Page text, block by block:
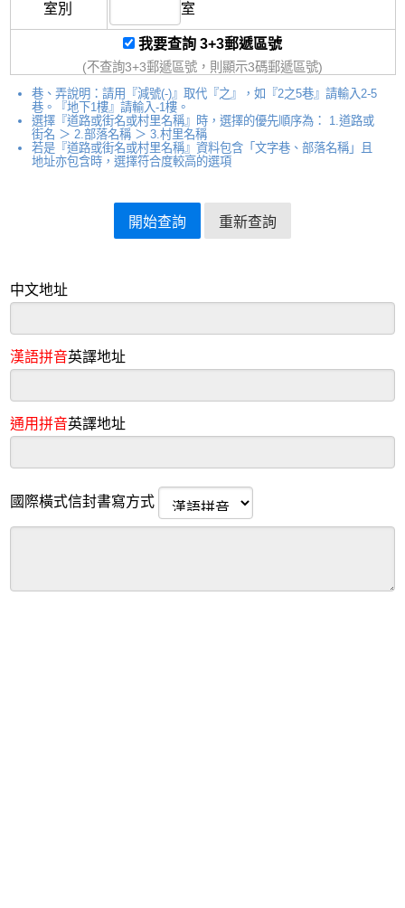
室別 室
我要查詢 3+3郵遞區號
(不查詢3+3郵遞區號，則顯示3碼郵遞區號)
巷、弄說明：請用『減號(-)』取代『之』，如『2之5巷』請輸入2-5
巷。『地下1樓』請輸入-1樓。
選擇『道路或街名或村里名稱』時，選擇的優先順序為： 1.道路或
街名 ＞ 2.部落名稱 ＞ 3.村里名稱
若是『道路或街名或村里名稱』資料包含「文字巷、部落名稱」且
地址亦包含時，選擇符合度較高的選項
中文地址
漢語拼音英譯地址
通用拼音英譯地址
國際橫式信封書寫方式